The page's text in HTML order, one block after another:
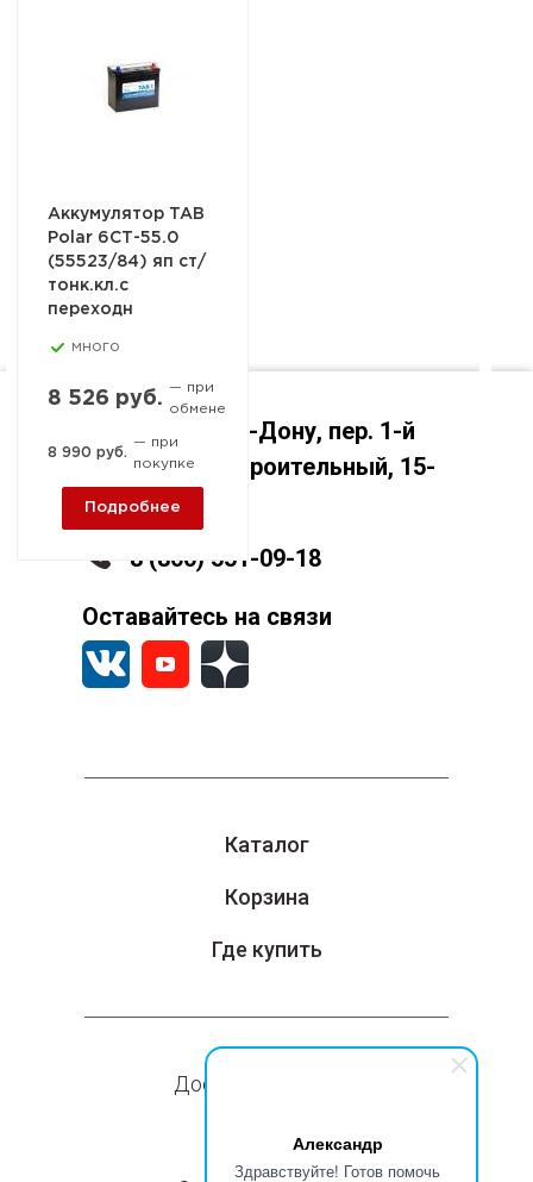
Александр
Здравствуйте! Готов помочь
Аккумулятор TAB
Polar 6СТ-55.0
(55523/84) яп ст/
тонк.кл.с
переходн
много
8 526 руб.
— при
обмене
8 990 руб.
— при
покупке
Подробнее
Каталог
Корзина
Где купить
Доставка и оплата
Компания
Ростов-на-Дону, пер. 1-й
Машиностроительный, 15-
А
8 (800) 551-09-18
Оставайтесь на связи